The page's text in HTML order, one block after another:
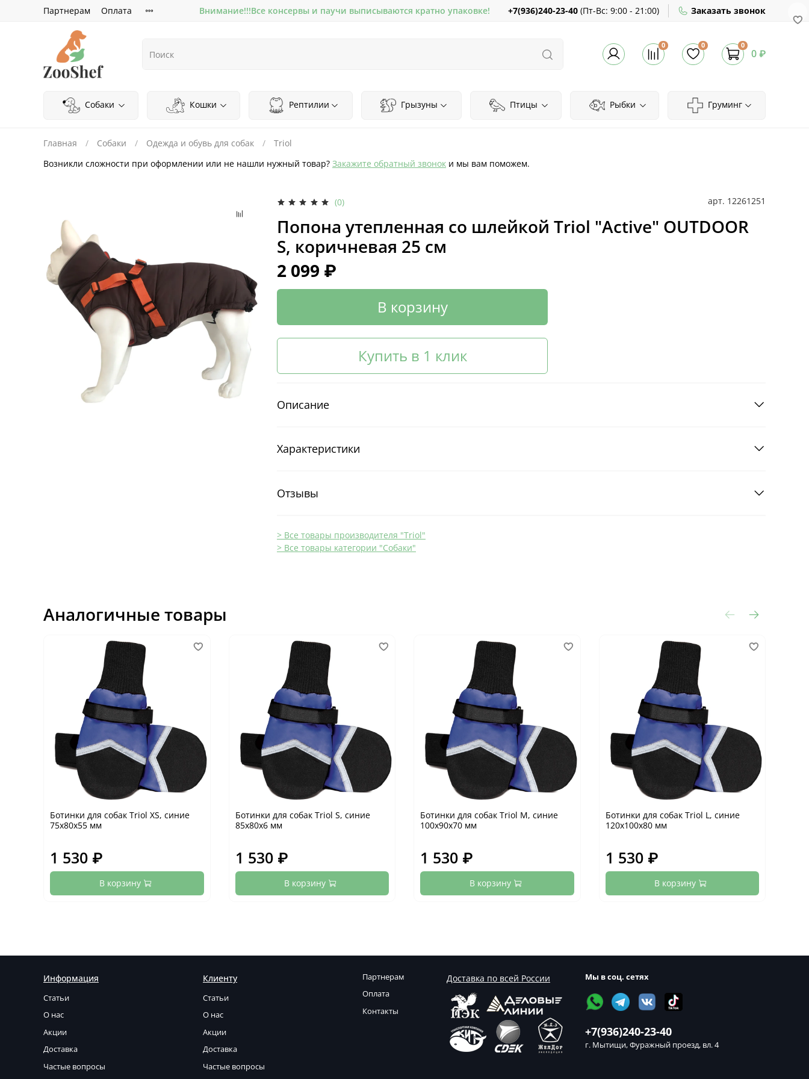
Партнерам Оплата Внимание!!!Все консервы и паучи выписываются кратно упаковке! +7(936)240-23-40 (Пт-Вс: 9:00 - 21:00) Заказать звонок
0 0 0
0 ₽
Собаки Кошки Рептилии Грызуны Птицы Рыбки Груминг
Главная Собаки Одежда и обувь для собак
Triol
Возникли сложности при оформлении или не нашли нужный товар? Закажите обратный звонок и мы вам поможем.
(0) арт. 12261251
Попона утепленная со шлейкой Triol "Active" OUTDOOR
S, коричневая 25 см
2 099 ₽
В корзину
Купить в 1 клик
Описание
Характеристики
Отзывы
> Все товары производителя "Triol"
> Все товары категории "Собаки"
Аналогичные товары
Ботинки для собак Triol XS, синие
75х80х55 мм
1 530 ₽
В корзину
Ботинки для собак Triol S, синие
85х80х6 мм
1 530 ₽
В корзину
Ботинки для собак Triol M, синие
100х90х70 мм
1 530 ₽
В корзину
Ботинки для собак Triol L, синие
120х100х80 мм
1 530 ₽
В корзину
Информация
Статьи
О нас
Акции
Доставка
Частые вопросы
Клиенту
Статьи
О нас
Акции
Доставка
Частые вопросы
Партнерам
Оплата
Контакты
Доставка по всей России Мы в соц. сетях
+7(936)240-23-40
г. Мытищи, Фуражный проезд, вл. 4